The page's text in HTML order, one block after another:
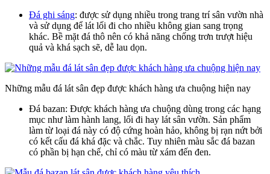
Đá ghi sáng: được sử dụng nhiều trong trang trí sân vườn nhà
và sử dụng để lát lối đi cho nhiều không gian sang trọng
khác. Bề mặt đá thô nên có khả năng chống trơn trượt hiệu
quả và khá sạch sẽ, dễ lau dọn.
Những mẫu đá lát sân đẹp được khách hàng ưa chuộng hiện nay
Đá bazan: Được khách hàng ưa chuộng dùng trong các hạng
mục như làm hành lang, lối đi hay lát sân vườn. Sản phẩm
làm từ loại đá này có độ cứng hoàn hảo, không bị rạn nứt bởi
có kết cấu đá khá đặc và chắc. Tuy nhiên màu sắc đá bazan
có phần bị hạn chế, chỉ có màu từ xám đến đen.